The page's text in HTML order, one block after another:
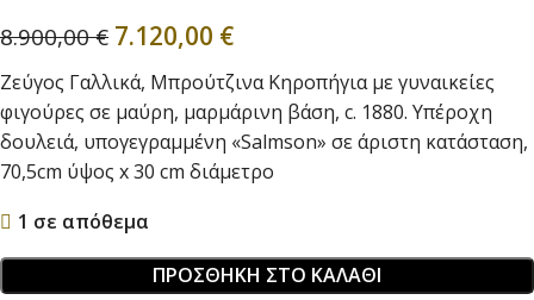
8.900,00€ 7.120,00 €
Ζεύγος Γαλλικά, Μπρούτζινα Κηροπήγια με γυναικείες
φιγούρες σε μαύρη, μαρμάρινη βάση, c. 1880. Υπέροχη
δουλειά, υπογεγραμμένη «Salmson» σε άριστη κατάσταση,
70,5cm ύψος x 30 cm διάμετρο
1 σε απόθεμα
ΠΡΟΣΘΉΚΗ ΣΤΟ ΚΑΛΆΘΙ